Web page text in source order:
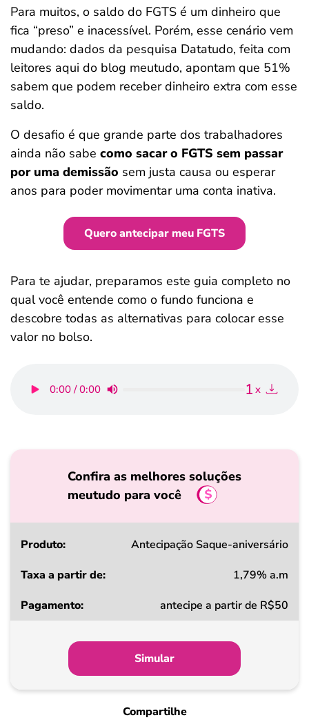
Para muitos, o saldo do FGTS é um dinheiro que
fica “preso” e inacessível. Porém, esse cenário vem
mudando: dados da pesquisa Datatudo, feita com
leitores aqui do blog meutudo, apontam que 51%
sabem que podem receber dinheiro extra com esse
saldo.
O desafio é que grande parte dos trabalhadores
ainda não sabe como sacar o FGTS sem passar
por uma demissão sem justa causa ou esperar
anos para poder movimentar uma conta inativa.
Quero antecipar meu FGTS
Para te ajudar, preparamos este guia completo no
qual você entende como o fundo funciona e
descobre todas as alternativas para colocar esse
valor no bolso.
0:00 / 0:00 1 x
Confira as melhores soluções
meutudo para você
Produto
a
Pagamento
Antecipação Saque-aniversário
1,79% a.m
antecipe a partir de R$50
Simular
Compartilhe